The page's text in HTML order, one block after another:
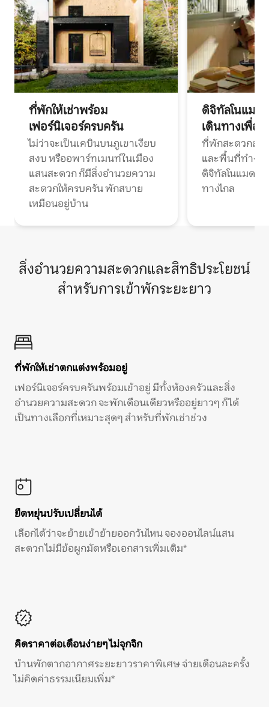
ที่พักให้เช่าพร้อม
เฟอร์นิเจอร์ครบครัน
ไม่ว่าจะเป็นเคบินบนภูเขาเงียบ
สงบ หรืออพาร์ทเมนท์ในเมือง
แสนสะดวก ก็มีสิ่งอำนวยความ
สะดวกให้ครบครัน พักสบาย
เหมือนอยู่บ้าน
ดิจิทัลโนแมด
เดินทางเพื่อ
ที่พักสะดวกสบ
และพื้นที่ทำงา
ดิจิทัลโนแมดแ
ทางไกล
สิ่งอำนวยความสะดวกและสิทธิประโยชน์
สำหรับการเข้าพักระยะยาว
ที่พักให้เช่าตกแต่งพร้อมอยู่
เฟอร์นิเจอร์ครบครันพร้อมเข้าอยู่ มีทั้งห้องครัวและสิ่ง
อำนวยความสะดวก จะพักเดือนเดียวหรืออยู่ยาวๆ ก็ได้
เป็นทางเลือกที่เหมาะสุดๆ สำหรับที่พักเช่าช่วง
ยืดหยุ่นปรับเปลี่ยนได้
เลือกได้ว่าจะย้ายเข้าย้ายออกวันไหน จองออนไลน์แสน
สะดวก ไม่มีข้อผูกมัดหรือเอกสารเพิ่มเติม*
คิดราคาต่อเดือนง่ายๆ ไม่จุกจิก
บ้านพักตากอากาศระยะยาวราคาพิเศษ จ่ายเดือนละครั้ง
ไม่คิดค่าธรรมเนียมเพิ่ม*